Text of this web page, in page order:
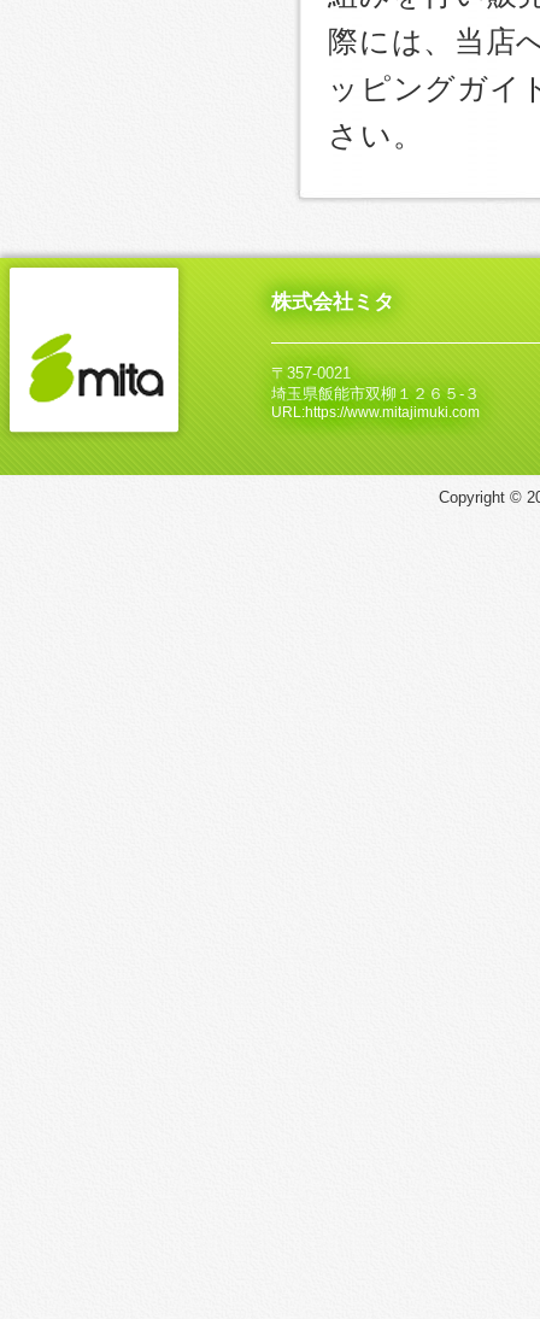
際には、当店
ッピングガイ
さい。
株式会社ミタ
〒357-0021
埼玉県飯能市双柳１２６５‐３
URL:https://www.mitajimuki.com
Copyright ©